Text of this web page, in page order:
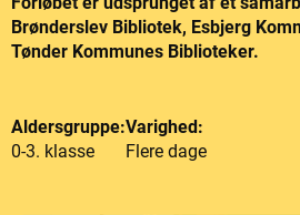
Brønderslev Bibliotek, Esbjerg
Tønder Kommunes Biblioteker.
Aldersgruppe:
0-3. klasse
Varighed:
Flere dage